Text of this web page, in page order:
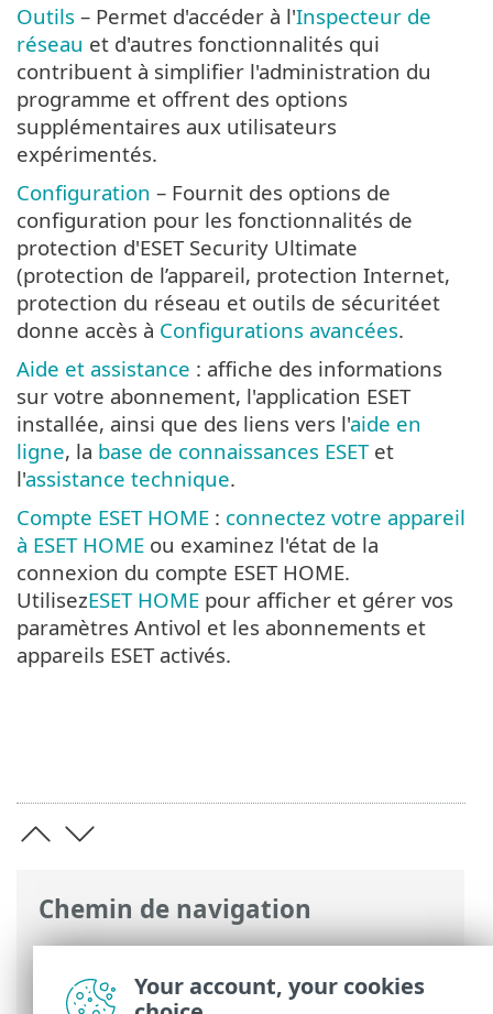
Chemin de navigation
Aide en ligne ESET>ESET Security
Ultimate
>Utilisation d'ESET Security
Ultimate
Outils – Permet d'accéder à l'Inspecteur de
réseau et d'autres fonctionnalités qui
contribuent à simplifier l'administration du
programme et offrent des options
supplémentaires aux utilisateurs
expérimentés.
Configuration – Fournit des options de
configuration pour les fonctionnalités de
protection d'ESET Security Ultimate
(protection de l’appareil, protection Internet,
protection du réseau et outils de sécuritéet
donne accès à Configurations avancées.
Aide et assistance : affiche des informations
sur votre abonnement, l'application ESET
installée, ainsi que des liens vers l'aide en
ligne, la base de connaissances ESETet
l'assistance technique.
Compte ESET HOME : connectez votre appareil
à ESET HOME ou examinez l'état de la
connexion du compte ESET HOME.
UtilisezESET HOME pour afficher et gérer vos
paramètres Antivol et les abonnements et
appareils ESET activés.
Your account, your cookies